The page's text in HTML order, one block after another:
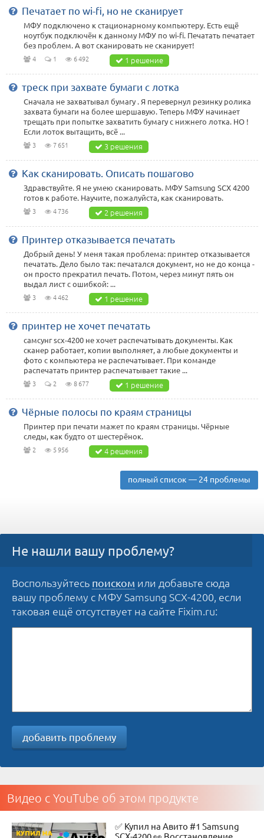
Печатает по wi-fi, но не сканирует
МФУ подключено к стационарному компьютеру. Есть ещё
ноутбук подключён к данному МФУ по wi-fi. Печатать печатает
без проблем. А вот сканировать не сканирует!
4 1 6 492 1 решение
треск при захвате бумаги с лотка
Сначала не захватывал бумагу . Я перевернул резинку ролика
захвата бумаги на более шершавую. Теперь МФУ начинает
трещать при попытке захватить бумагу с нижнего лотка. НО !
Если лоток вытащить, всё ...
3 7 651 3 решения
Как сканировать. Описать пошагово
Здравствуйте. Я не умею сканировать. МФУ Samsung SCX 4200
готов к работе. Научите, пожалуйста, как сканировать.
3 4 736 2 решения
Принтер отказывается печатать
Добрый день! У меня такая проблема: принтер отказывается
печатать. Дело было так: печатался документ, но не до конца -
он просто прекратил печать. Потом, через минут пять он
выдал лист с ошибкой: ...
3 4 462 1 решение
принтер не хочет печатать
самсунг scx-4200 не хочет распечатывать документы. Как
сканер работает, копии выполняет, а любые документы и
фото с компьютера не распечатывает. При команде
распечатать принтер распечатывает такие ...
3 2 8 677 1 решение
Чёрные полосы по краям страницы
Принтер при печати мажет по краям страницы. Чёрные
следы, как будто от шестерёнок.
2 5 956 4 решения
полный список — 24 проблемы
Не нашли вашу проблему?
Воспользуйтесь поиском или добавьте сюда
вашу проблему с МФУ Samsung SCX-4200, если
таковая ещё отсутствует на сайте Fixim.ru:
добавить проблему
Видео с YouTube об этом продукте
✅ Купил на Авито #1 Samsung